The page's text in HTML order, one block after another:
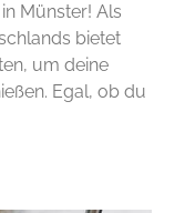
Münster! Als
bietet
um deine
Egal, ob du